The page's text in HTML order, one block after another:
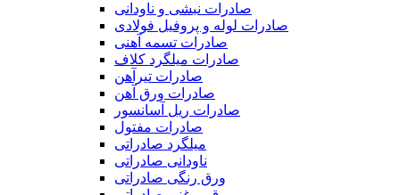
صادرات نبشی و ناودانی
صادرات لوله و پروفیل فولادی
صادرات تسمه آهنی
صادرات میلگرد کلاف
صادرات تیرآهن
صادرات ورق آهن
صادرات ریل آسانسور
صادرات مفتول
میلگرد صادراتی
ناودانی صادراتی
ورق رنگی صادراتی